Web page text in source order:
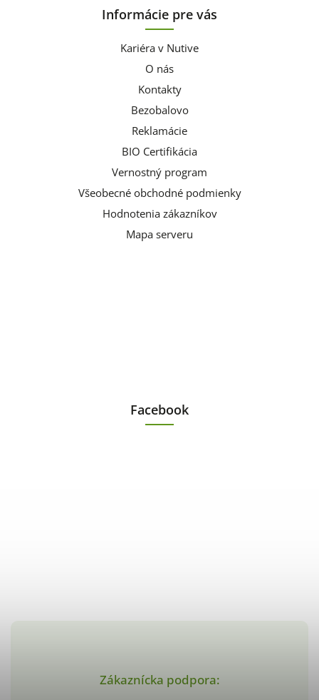
Zákaznícka podpora:
Informácie pre vás
Kariéra v Nutive
O nás
Kontakty
Bezobalovo
Reklamácie
BIO Certifikácia
Vernostný program
Všeobecné obchodné podmienky
Hodnotenia zákazníkov
Mapa serveru
Facebook